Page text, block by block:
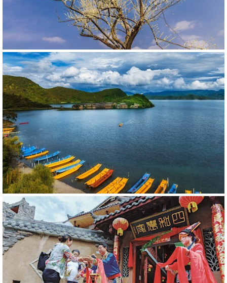
RM 560895
RM 563541